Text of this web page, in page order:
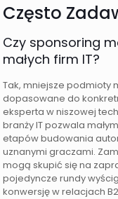
Często
Czy sponsoring
małych firm IT?
Tak, mniejsze podmioty
dopasowane do
eksperta w niszowej
branży IT pozwala
etapów budowania
uznanymi graczami.
mogą skupić się na
pojedyncze rundy
konwersję w relacjach